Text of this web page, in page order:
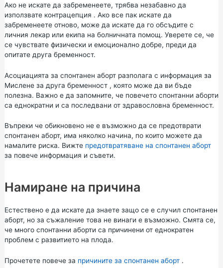
Ако не искате да забременеете, трябва незабавно да
използвате контрацепция . Ако все пак искате да
забременеете отново, може да искате да го обсъдите с
личния лекар или екипа на болничната помощ. Уверете се, че
се чувствате физически и емоционално добре, преди да
опитате друга бременност.
Асоциацията за спонтанен аборт разполага с информация за
Мислене за друга бременност, която може да ви бъде
полезна. Важно е да запомните, че повечето спонтанни аборти
са еднократни и са последвани от здравословна бременност.
Въпреки че обикновено не е възможно да се предотврати
спонтанен аборт, има няколко начина, по които можете да
намалите риска. Вижте предотвратяване на спонтанен аборт
за повече информация и съвети.
Намиране на причина
Естествено е да искате да знаете защо се е случил спонтанен
аборт, но за съжаление това не винаги е възможно. Смята се,
че много спонтанни аборти са причинени от еднократен
проблем с развитието на плода.
Прочетете повече за причините за спонтанен аборт.